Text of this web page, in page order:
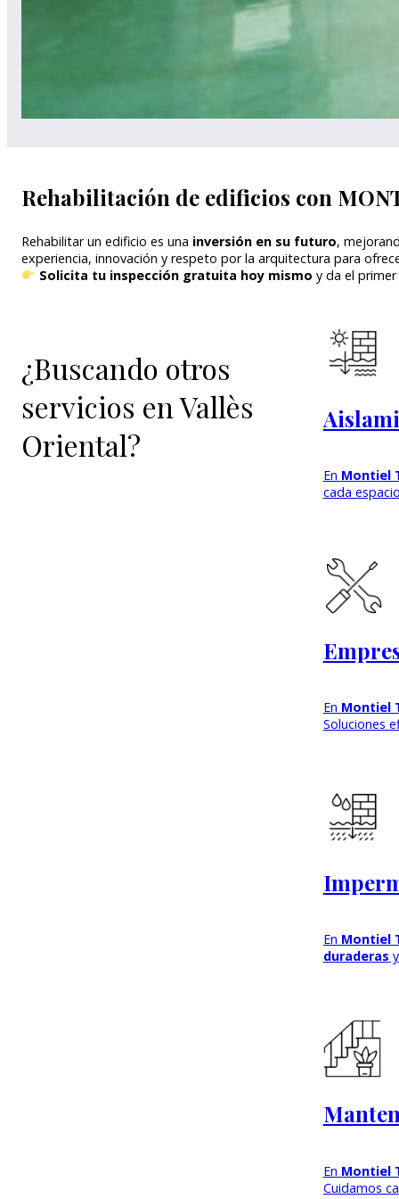
Rehabilitación de edificios con
Rehabilitar un edificio es una inversión en su futuro,
experiencia, innovación y respeto por la arquitectura para
Solicita tu inspección gratuita hoy mismo y da el
¿Buscando otros
servicios en Vallès
Oriental?
En Montiel
cada
En Montiel
Soluciones
En Montiel
duraderas
En Montiel
Cuidamos